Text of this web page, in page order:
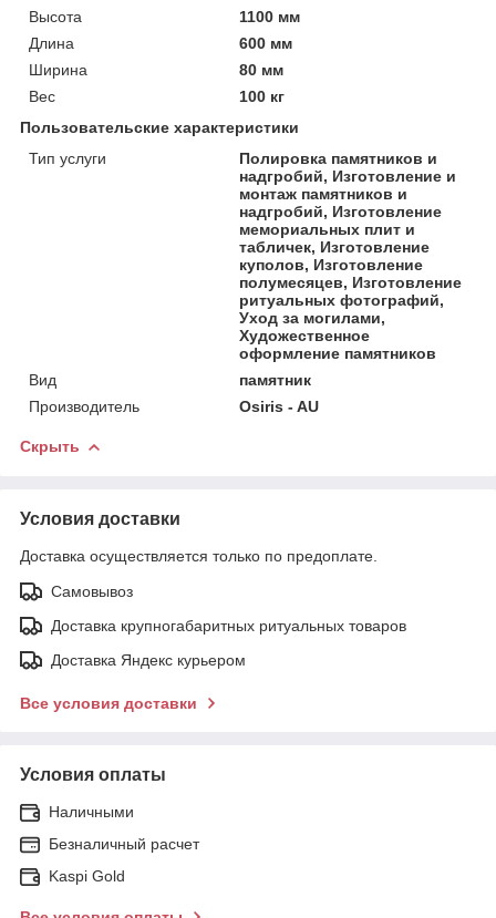
Высота
1100 мм
Длина
600 мм
Ширина
80 мм
Вес
100 кг
Пользовательские характеристики
Тип услуги
Полировка памятников и
надгробий, Изготовление и
монтаж памятников и
надгробий, Изготовление
мемориальных плит и
табличек, Изготовление
куполов, Изготовление
полумесяцев, Изготовление
ритуальных фотографий,
Уход за могилами,
Художественное
оформление памятников
Вид
памятник
Производитель
Osiris - AU
Скрыть
Условия доставки
Доставка осуществляется только по предоплате.
Самовывоз
Доставка крупногабаритных ритуальных товаров
Доставка Яндекс курьером
Все условия доставки
Условия оплаты
Наличными
Безналичный расчет
Kaspi Gold